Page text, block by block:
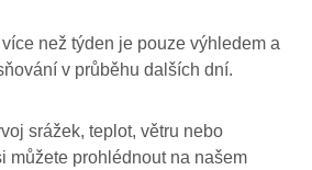
než týden je pouze výhledem a
v průběhu dalších dní.
srážek, teplot, větru nebo
můžete prohlédnout na našem